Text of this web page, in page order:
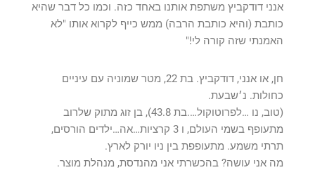
אנני דודקביץ משתפת אותנו באחד כזה. וכמו כל דבר שהיא
כותבת (והיא כותבת הרבה) ממש כייף לקרוא אותו "לא
האמנתי שזה קורה לי!"
חן, או אנני, דודקביץ. בת 22, מטר שמוניה עם עיניים
כחולות. נ׳שבעת.
(טוב, נו …לפרוטוקול….בת 43.8), בן זוג מתוק שלרוב
מתעופף בשמי העולם, ו 3 קרציות…אה…ילדים הורסים,
תרתי משמע. מתעופפת בין ניו יורק לארץ.
מה אני עושה? בהכשרתי אני מהנדסת, מנהלת מוצר.